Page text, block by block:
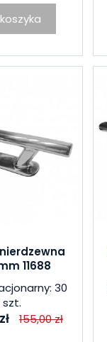
11688
30
szt.
155,00 zł